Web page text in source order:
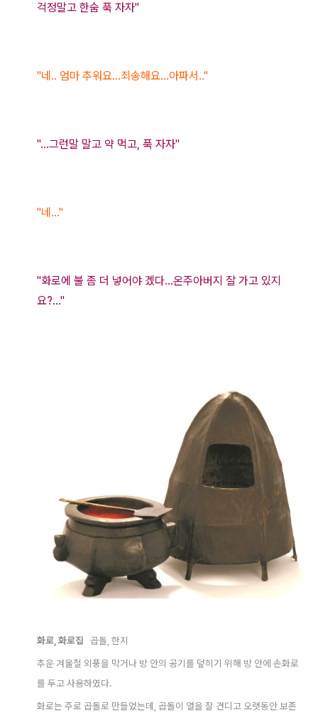
걱정말고 한숨 푹 자자"
"네.. 엄마 추워요...죄송해요...아파서.."
"...그런말 말고 약 먹고, 푹 자자"
"네..."
"화로에 불 좀 더 넣어야 겠다...온주아버지 잘 가고 있지
요?..."
화로, 화로집 곱돌, 한지
추운 겨울철 외풍을 막거나 방 안의 공기를 덮히기 위해 방 안에 손화로
를 두고 사용하였다.
화로는 주로 곱돌로 만들었는데, 곱돌이 열을 잘 견디고 오랫동안 보존